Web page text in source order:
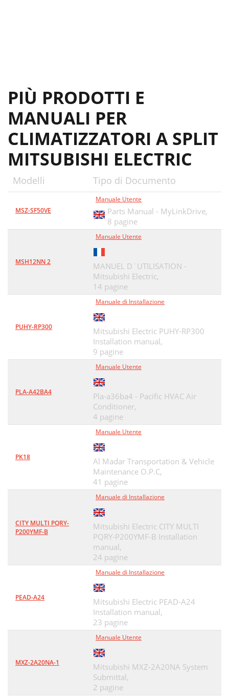
PIÙ PRODOTTI E
MANUALI PER
CLIMATIZZATORI A SPLIT
MITSUBISHI ELECTRIC
Modelli Tipo di Documento
MSZ-SF50VE
Manuale Utente
Parts Manual - MyLinkDrive,
8 pagine
MSH12NN 2
Manuale Utente
MANUEL D`UTILISATION -
Mitsubishi Electric,
14 pagine
PUHY-RP300
Manuale di Installazione
Mitsubishi Electric PUHY-RP300
Installation manual,
9 pagine
PLA-A42BA4
Manuale Utente
Pla-a36ba4 - Pacific HVAC Air
Conditioner,
4 pagine
PK18
Manuale Utente
Al Madar Transportation & Vehicle
Maintenance O.P.C,
41 pagine
CITY MULTI PQRY-
P200YMF-B
Manuale di Installazione
Mitsubishi Electric CITY MULTI
PQRY-P200YMF-B Installation
manual,
24 pagine
PEAD-A24
Manuale di Installazione
Mitsubishi Electric PEAD-A24
Installation manual,
23 pagine
MXZ-2A20NA-1
Manuale Utente
Mitsubishi MXZ-2A20NA System
Submittal,
2 pagine